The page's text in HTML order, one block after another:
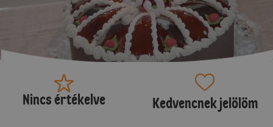
Nincs értékelve Kedvencnek jelölöm